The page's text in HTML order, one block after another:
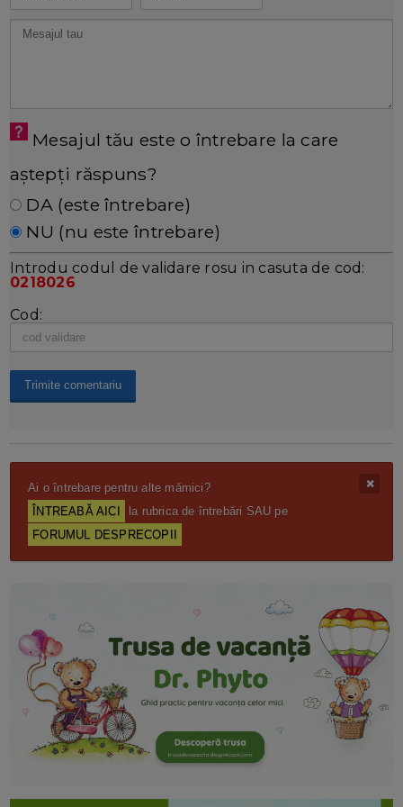
Mesajul tău este o întrebare la care
aștepți răspuns?
DA (este întrebare)
NU (nu este întrebare)
Introdu codul de validare rosu in casuta de cod:
0218026
Cod:
Ai o întrebare pentru alte mămici?
ÎNTREABĂ AICI
la rubrica de întrebări SAU pe
FORUMUL DESPRECOPII